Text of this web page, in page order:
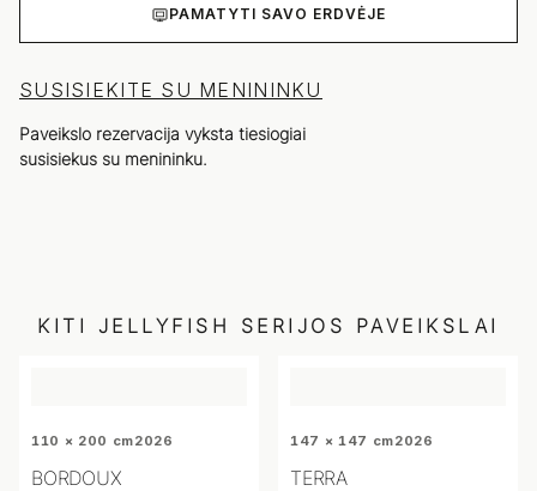
PAMATYTI SAVO ERDVĖJE
SUSISIEKITE SU MENININKU
Paveikslo rezervacija vyksta tiesiogiai
susisiekus su menininku.
KITI JELLYFISH SERIJOS PAVEIKSLAI
110 × 200 cm2026
BORDOUX
147 × 147 cm2026
TERRA